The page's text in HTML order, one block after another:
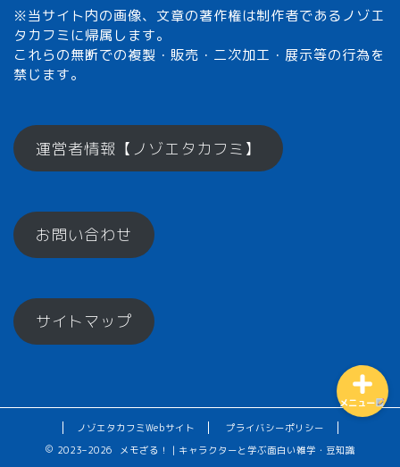
※当サイト内の画像、文章の著作権は制作者であるノゾエ
タカフミに帰属します。
これらの無断での複製・販売・二次加工・展示等の行為を
禁じます。
運営者情報【ノゾエタカフミ】
お問い合わせ
サイトマップ
ノゾエタカフミWebサイト
プライバシーポリシー
2023–2026 メモざる！｜キャラクターと学ぶ面白い雑学・豆知識
メニュー
メモざるとは？